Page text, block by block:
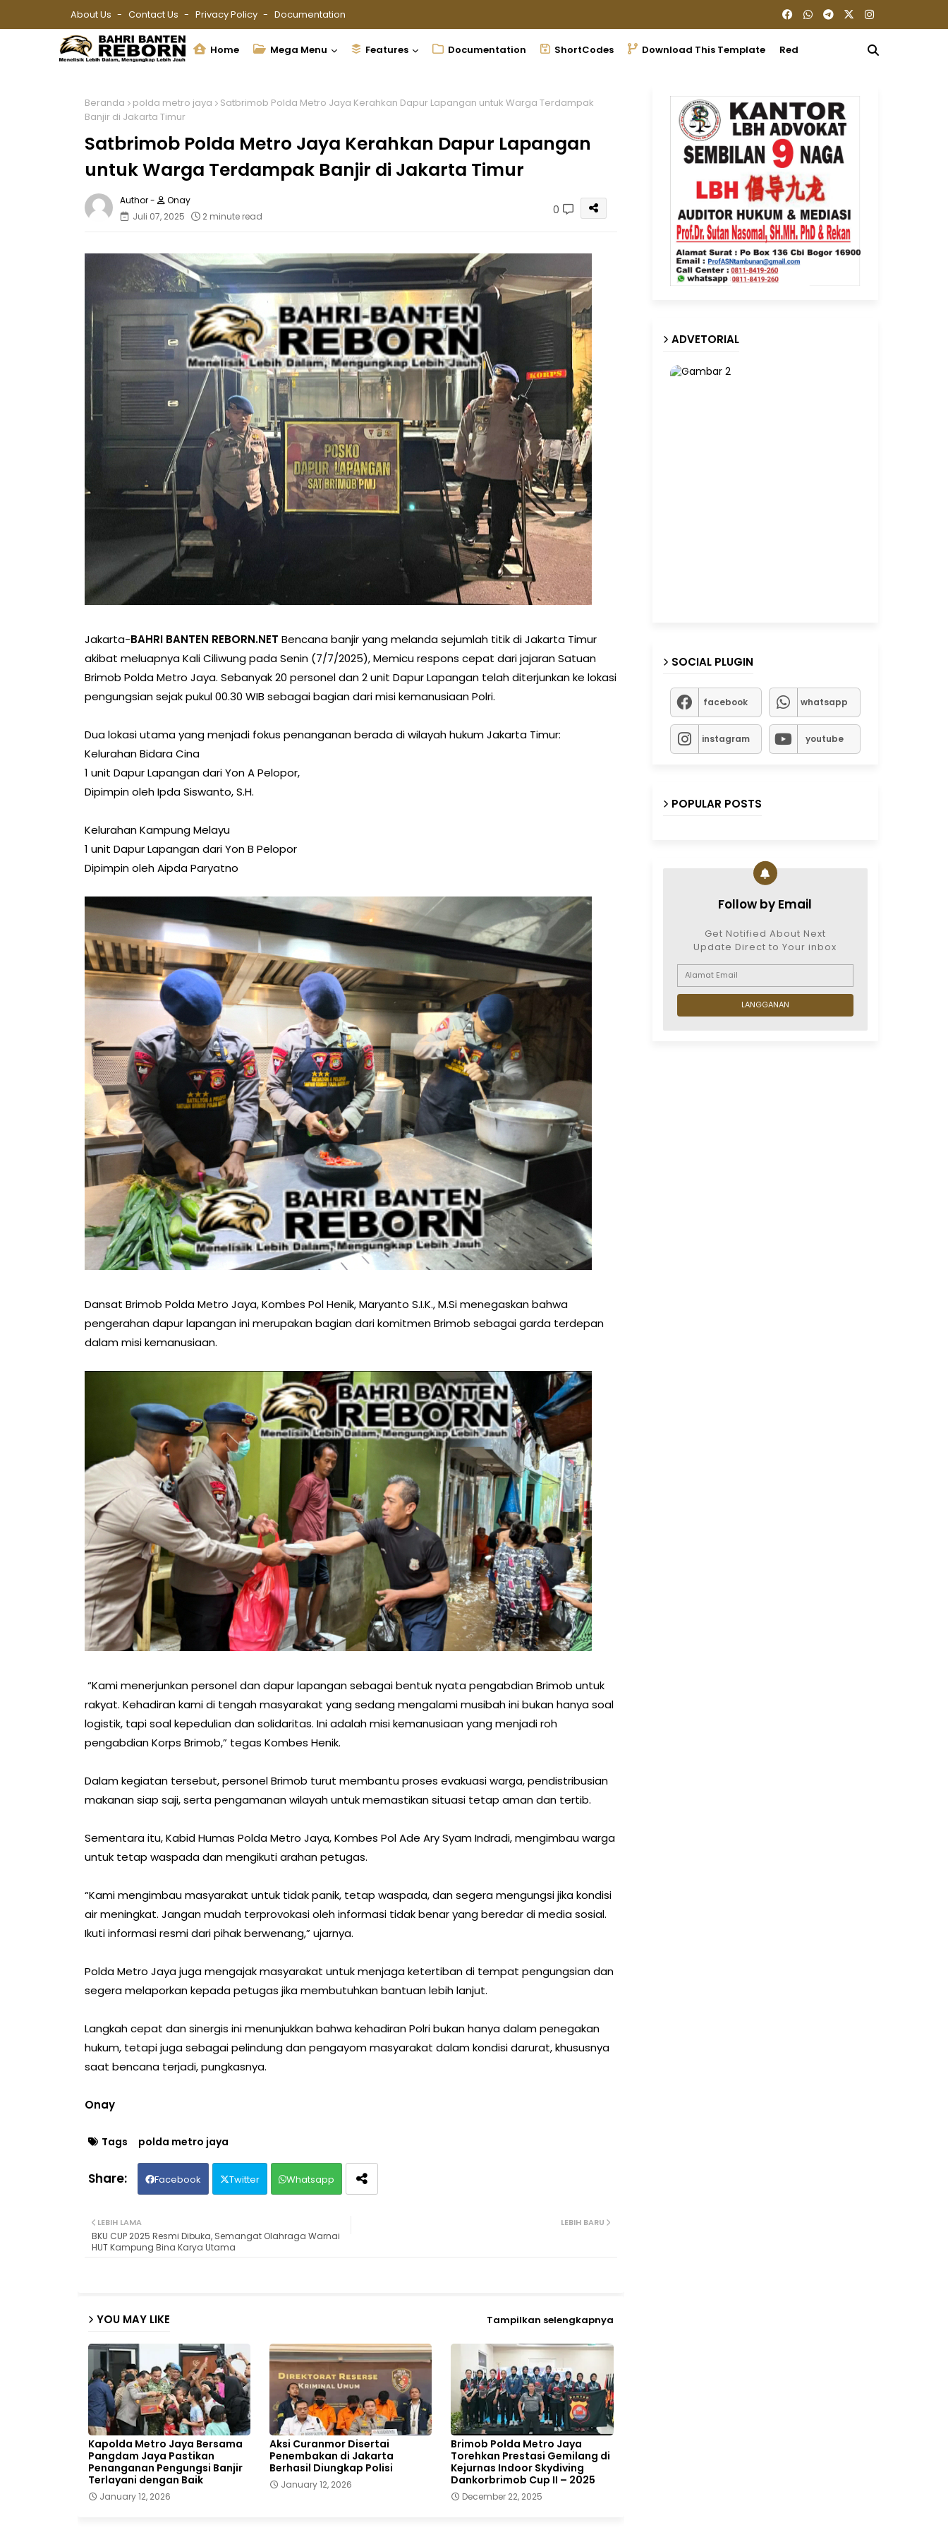
About Us Contact Us Privacy Policy Documentation
Home Mega Menu Features Documentation ShortCodes Download This Template Redaksi
Beranda polda metro jaya
Satbrimob Polda Metro Jaya Kerahkan Dapur Lapangan untuk Warga Terdampak
Banjir di Jakarta Timur
Satbrimob Polda Metro Jaya Kerahkan Dapur Lapangan
untuk Warga Terdampak Banjir di Jakarta Timur
Onay
Juli 07, 2025
2 minute read 0
Jakarta-BAHRI BANTEN REBORN.NET Bencana banjir yang melanda sejumlah titik di Jakarta Timur
akibat meluapnya Kali Ciliwung pada Senin (7/7/2025), Memicu respons cepat dari jajaran Satuan
Brimob Polda Metro Jaya. Sebanyak 20 personel dan 2 unit Dapur Lapangan telah diterjunkan ke lokasi
pengungsian sejak pukul 00.30 WIB sebagai bagian dari misi kemanusiaan Polri.
Dua lokasi utama yang menjadi fokus penanganan berada di wilayah hukum Jakarta Timur:
Kelurahan Bidara Cina
1 unit Dapur Lapangan dari Yon A Pelopor,
Dipimpin oleh Ipda Siswanto, S.H.
Kelurahan Kampung Melayu
1 unit Dapur Lapangan dari Yon B Pelopor
Dipimpin oleh Aipda Paryatno
Dansat Brimob Polda Metro Jaya, Kombes Pol Henik, Maryanto S.I.K., M.Si menegaskan bahwa
pengerahan dapur lapangan ini merupakan bagian dari komitmen Brimob sebagai garda terdepan
dalam misi kemanusiaan.
“Kami menerjunkan personel dan dapur lapangan sebagai bentuk nyata pengabdian Brimob untuk
rakyat. Kehadiran kami di tengah masyarakat yang sedang mengalami musibah ini bukan hanya soal
logistik, tapi soal kepedulian dan solidaritas. Ini adalah misi kemanusiaan yang menjadi roh
pengabdian Korps Brimob,” tegas Kombes Henik.
Dalam kegiatan tersebut, personel Brimob turut membantu proses evakuasi warga, pendistribusian
makanan siap saji, serta pengamanan wilayah untuk memastikan situasi tetap aman dan tertib.
Sementara itu, Kabid Humas Polda Metro Jaya, Kombes Pol Ade Ary Syam Indradi, mengimbau warga
untuk tetap waspada dan mengikuti arahan petugas.
“Kami mengimbau masyarakat untuk tidak panik, tetap waspada, dan segera mengungsi jika kondisi
air meningkat. Jangan mudah terprovokasi oleh informasi tidak benar yang beredar di media sosial.
Ikuti informasi resmi dari pihak berwenang,” ujarnya.
Polda Metro Jaya juga mengajak masyarakat untuk menjaga ketertiban di tempat pengungsian dan
segera melaporkan kepada petugas jika membutuhkan bantuan lebih lanjut.
Langkah cepat dan sinergis ini menunjukkan bahwa kehadiran Polri bukan hanya dalam penegakan
hukum, tetapi juga sebagai pelindung dan pengayom masyarakat dalam kondisi darurat, khususnya
saat bencana terjadi, pungkasnya.
Onay
Tags polda metro jaya
Facebook Twitter Whatsapp
LEBIH BARU
LEBIH LAMA
BKU CUP 2025 Resmi Dibuka, Semangat Olahraga Warnai
HUT Kampung Bina Karya Utama
YOU MAY LIKE Tampilkan selengkapnya
Kapolda Metro Jaya Bersama
Pangdam Jaya Pastikan
Penanganan Pengungsi Banjir
Terlayani dengan Baik
January 12, 2026
Aksi Curanmor Disertai
Penembakan di Jakarta
Berhasil Diungkap Polisi
January 12, 2026
Brimob Polda Metro Jaya
Torehkan Prestasi Gemilang di
Kejurnas Indoor Skydiving
Dankorbrimob Cup II – 2025
December 22, 2025
ADVETORIAL
SOCIAL PLUGIN
facebook whatsapp
instagram youtube
POPULAR POSTS
Follow by Email
Get Notified About Next
Update Direct to Your inbox